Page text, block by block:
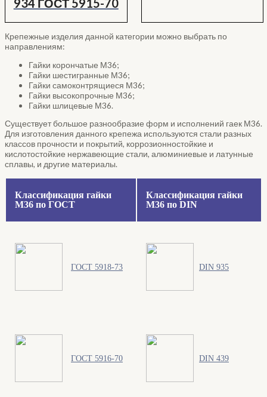
934 ГОСТ 5915-70
Крепежные изделия данной категории можно выбрать по
направлениям:
Гайки корончатые М36;
Гайки шестигранные М36;
Гайки самоконтрящиеся М36;
Гайки высокопрочные М36;
Гайки шлицевые М36.
Существует большое разнообразие форм и исполнений гаек М36.
Для изготовления данного крепежа используются стали разных
классов прочности и покрытий, коррозионностойкие и
кислотостойкие нержавеющие стали, алюминиевые и латунные
сплавы, и другие материалы.
Классификация гайки
М36 по ГОСТ
Классификация гайки
М36 по DIN
ГОСТ 5918-73 DIN 935
ГОСТ 5916-70 DIN 439